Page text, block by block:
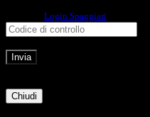
Login Spaggiari
Chiudi